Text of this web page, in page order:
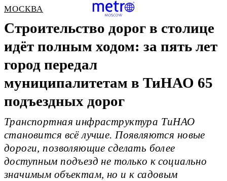
МОСКВА
Строительство дорог в столице
идёт полным ходом: за пять лет
город передал
муниципалитетам в ТиНАО 65
подъездных дорог
Транспортная инфраструктура ТиНАО
становится всё лучше. Появляются новые
дороги, позволяющие сделать более
доступным подъезд не только к социально
значимым объектам, но и к садовым